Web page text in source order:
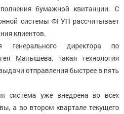
бумажной квитанции. С
системы ФГУП рассчитывает
клиентов.
генерального директора по
Малышева, такая технология
отправления быстрее в пять
система уже внедрена во всех
а во втором квартале текущего